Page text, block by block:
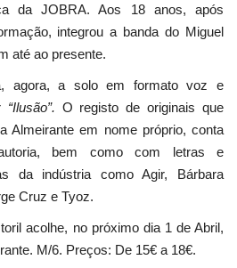
da JOBRA. Aos 18 anos, após
integrou a banda do Miguel
até ao presente.
agora, a solo em formato voz e
“Ilusão”. O registo de originais que
Almeirante em nome próprio, conta
bem como com letras e
da indústria como Agir, Bárbara
Cruz e Tyoz.
acolhe, no próximo dia 1 de Abril,
M/6. Preços: De 15€ a 18€.